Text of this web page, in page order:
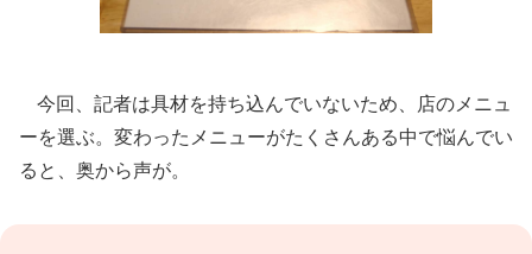
今回、記者は具材を持ち込んでいないため、店のメニュ
ーを選ぶ。変わったメニューがたくさんある中で悩んでい
ると、奥から声が。